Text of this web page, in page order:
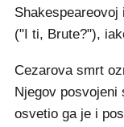
("I ti, Brute?"),
Cezarova smrt
Njegov posvojeni
osvetio ga je i